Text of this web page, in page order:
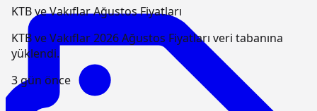
KTB ve Vakıflar Ağustos Fiyatları
KTB ve Vakıflar 2026 Ağustos Fiyatları veri tabanına
yüklendi.
3 gün önce